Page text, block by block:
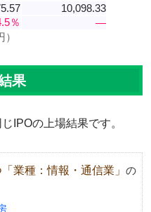
10,098.33
％
―
果
IPOの上場結果です。
業種：情報・通信業」 の